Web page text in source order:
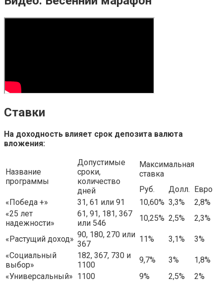
Ставки
На доходность влияет срок депозита валюта
вложения:
Название
программы
Допустимые
сроки,
количество
дней
Максимальная
ставка
Руб.
Долл.
Евро
«Победа +»
31, 61 или 91 10,60% 3,3%
2,8%
«25 лет
надежности»
61, 91, 181, 367
или 546
10,25% 2,5% 2,3%
«Растущий доход» 90, 180, 270 или
367
11% 3,1%
3%
«Социальный
выбор»
182, 367, 730 и
1100
9,7% 3%
1,8%
«Универсальный» 1100 9% 2,5% 2%